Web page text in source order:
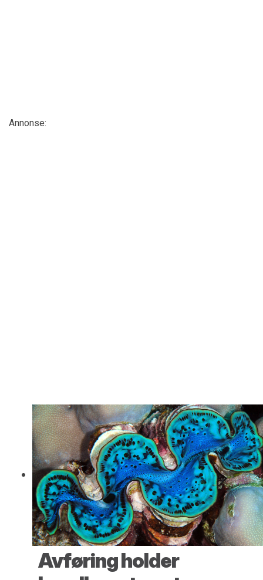
Annonse:
Avføring holder